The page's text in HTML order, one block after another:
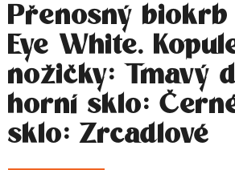
Přenosný biokrb
Eye White.
nožičky: Tmavý
horní sklo:
sklo: Zrcadlové